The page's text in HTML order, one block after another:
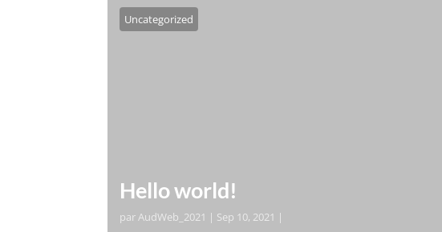
Uncategorized
Hello world!
parAudWeb_2021 | Sep 10, 2021 |